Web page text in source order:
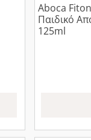
Aboca
Παιδικό
125ml